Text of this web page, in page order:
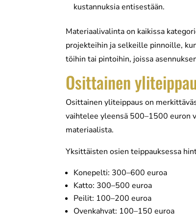
kustannuksia entisestään.
Materiaalivalinta on kaikissa
projekteihin ja selkeille pinnoille,
töihin tai pintoihin, joissa
Osittainen
Osittainen yliteippaus on
vaihtelee yleensä 500–1500 euron
materiaalista.
Yksittäisten osien teippauksessa
Konepelti: 300–600 euroa
Katto: 300–500 euroa
Peilit: 100–200 euroa
Ovenkahvat: 100–150 euroa